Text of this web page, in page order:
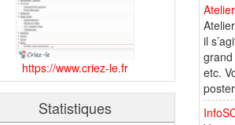
https://www.criez-le.fr
Statistiques
il
grand
etc.